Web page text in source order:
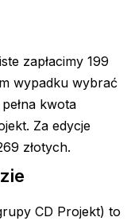
zapłacimy 199
wypadku wybrać
kwota
Za edycje
złotych.
CD Projekt) to